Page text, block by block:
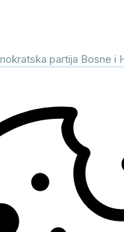
partija Bosne i